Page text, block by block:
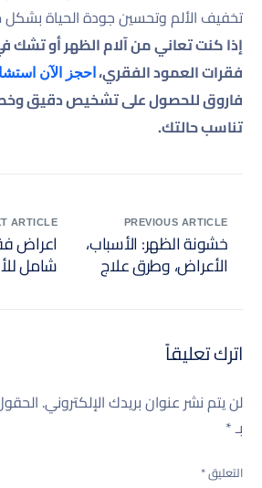
تخفيف الألم وتحسين جودة الحياة
إذا كنت تعاني من آلام الظهر أو تشك
فقرات العمود الفقري، احجز الآن
فاروق للحصول على تشخيص دقيق
تناسب حالتك.
PREVIOUS ARTICLE
خشونة الظهر: الأسباب،
الأعراض، وطرق علاج
ARTICLE
اعراض
شامل
اترك تعليقاً
لن يتم نشر عنوان بريدك الإلكتروني.
بـ*
التعليق*